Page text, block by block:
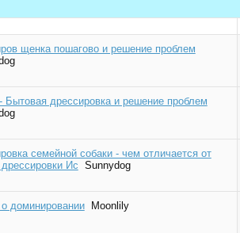
щенка пошагово и решение проблем
Бытовая дрессировка и решение проблем
семейной собаки - чем отличается от
дрессировки Ис Sunnydog
о доминировании Moonlily